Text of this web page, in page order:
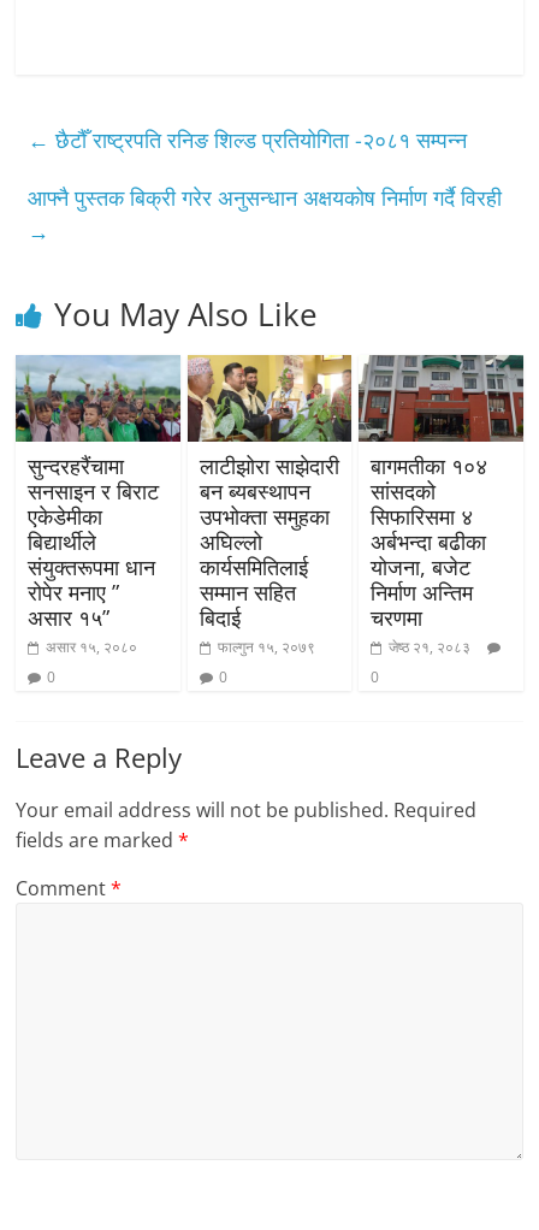
← छैटौँ राष्ट्रपति रनिङ शिल्ड प्रतियोगिता -२०८१ सम्पन्न
आफ्नै पुस्तक बिक्री गरेर अनुसन्धान अक्षयकोष निर्माण गर्दै विरही
→
You May Also Like
सुन्दरहरैंचामा
सनसाइन र बिराट
एकेडेमीका
बिद्यार्थीले
संयुक्तरूपमा धान
रोपेर मनाए ”
असार १५”
असार १५, २०८०
0
लाटीझोरा साझेदारी
बन ब्यबस्थापन
उपभोक्ता समुहका
अघिल्लो
कार्यसमितिलाई
सम्मान सहित
बिदाई
फाल्गुन १५, २०७९
0
बागमतीका १०४
सांसदको
सिफारिसमा ४
अर्बभन्दा बढीका
योजना, बजेट
निर्माण अन्तिम
चरणमा
जेष्ठ २१, २०८३
0
Leave a Reply
Your email address will not be published. Required
fields are marked*
Comment*